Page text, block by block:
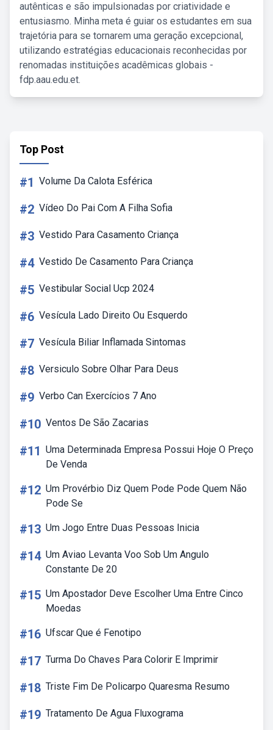
autênticas e são impulsionadas por criatividade e
entusiasmo. Minha meta é guiar os estudantes em sua
trajetória para se tornarem uma geração excepcional,
utilizando estratégias educacionais reconhecidas por
renomadas instituições acadêmicas globais -
fdp.aau.edu.et.
Top Post
#1 Volume Da Calota Esférica
#2 Vídeo Do Pai Com A Filha Sofia
#3 Vestido Para Casamento Criança
#4 Vestido De Casamento Para Criança
#5 Vestibular Social Ucp 2024
#6 Vesícula Lado Direito Ou Esquerdo
#7 Vesícula Biliar Inflamada Sintomas
#8 Versiculo Sobre Olhar Para Deus
#9 Verbo Can Exercícios 7 Ano
#10 Ventos De São Zacarias
#11 Uma Determinada Empresa Possui Hoje O Preço
De Venda
#12 Um Provérbio Diz Quem Pode Pode Quem Não
Pode Se
#13 Um Jogo Entre Duas Pessoas Inicia
#14 Um Aviao Levanta Voo Sob Um Angulo
Constante De 20
#15 Um Apostador Deve Escolher Uma Entre Cinco
Moedas
#16 Ufscar Que é Fenotipo
#17 Turma Do Chaves Para Colorir E Imprimir
#18 Triste Fim De Policarpo Quaresma Resumo
#19 Tratamento De Agua Fluxograma